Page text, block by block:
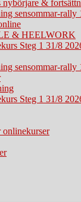
nybörjare &
sensommar-rally
& HEELWORK
Steg 1 31/8
sensommar-rally
Steg 1 31/8